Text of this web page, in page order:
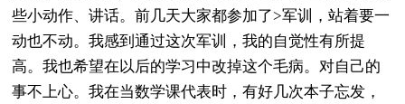
些小动作、讲话。前几天大家都参加了>军训，站着要一
动也不动。我感到通过这次军训，我的自觉性有所提
高。我也希望在以后的学习中改掉这个毛病。对自己的
事不上心。我在当数学课代表时，有好几次本子忘发，